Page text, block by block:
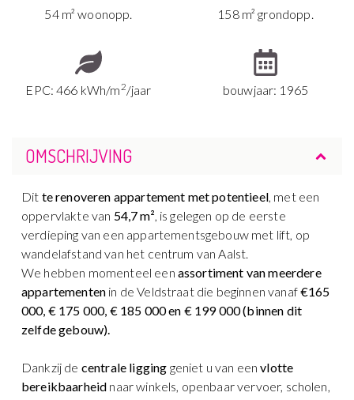
54 m² woonopp. 158 m² grondopp.
EPC: 466 kWh/m 2/jaar bouwjaar: 1965
OMSCHRIJVING
Dit te renoveren appartement met potentieel, met een
oppervlakte van 54,7 m², is gelegen op de eerste
verdieping van een appartementsgebouw met lift, op
wandelafstand van het centrum van Aalst.
We hebben momenteel een assortiment van meerdere
appartementen in de Veldstraat die beginnen vanaf€165
000, € 175 000, € 185 000 en € 199 000 (binnen dit
zelfde gebouw).
Dankzij de centrale ligging geniet u van een vlotte
bereikbaarheid naar winkels, openbaar vervoer, scholen,